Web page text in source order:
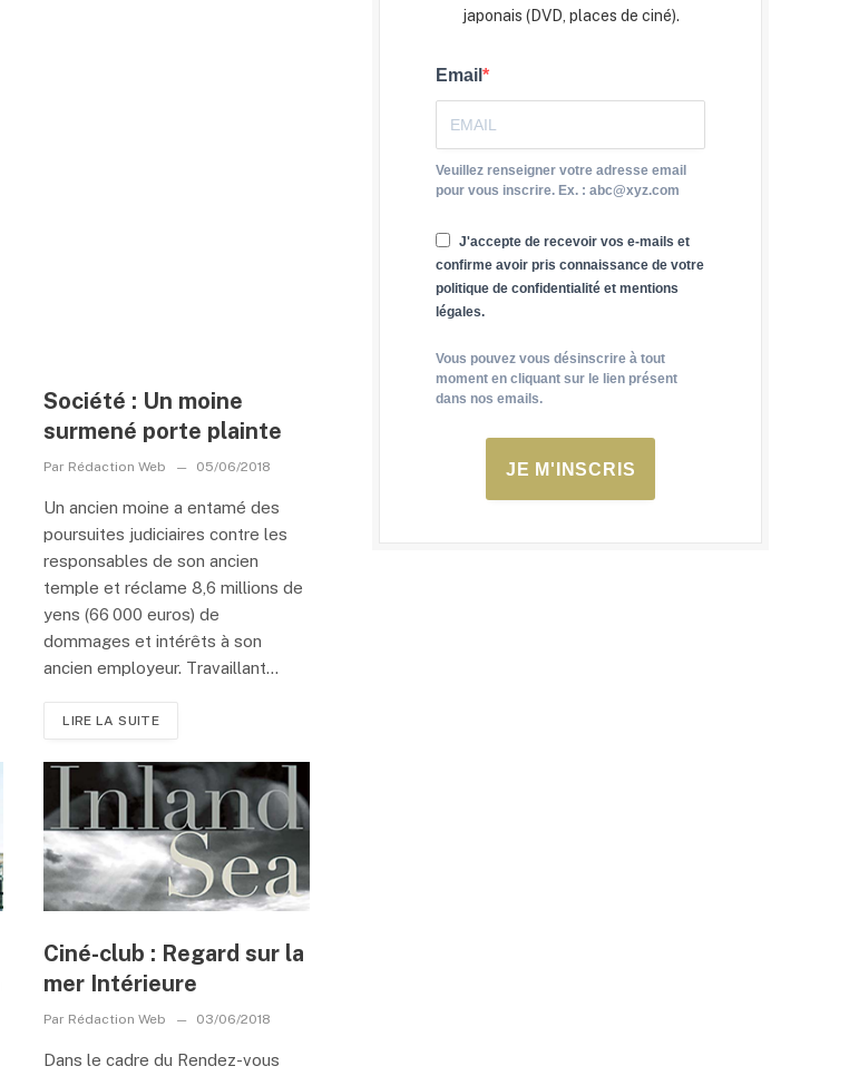
Société : Un moine
surmené porte plainte
Par Rédaction Web 05/06/2018
Un ancien moine a entamé des
poursuites judiciaires contre les
responsables de son ancien
temple et réclame 8,6 millions de
yens (66 000 euros) de
dommages et intérêts à son
ancien employeur. Travaillant...
LIRE LA SUITE
Ciné-club : Regard sur la
mer Intérieure
Par Rédaction Web 03/06/2018
Dans le cadre du Rendez-vous
japonais (DVD, places de ciné).
Email
Veuillez renseigner votre adresse email
pour vous inscrire. Ex. : abc@xyz.com
J'accepte de recevoir vos e-mails et
confirme avoir pris connaissance de votre
politique de confidentialité et mentions
légales.
Vous pouvez vous désinscrire à tout
moment en cliquant sur le lien présent
dans nos emails.
JE M'INSCRIS